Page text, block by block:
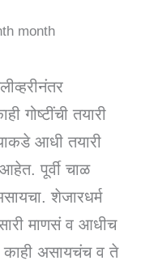
month
गोष्टींची तयारी
आधी तयारी
पूर्वी चाळ
शेजारधर्म
माणसं व आधीच
काही असायचंच व ते